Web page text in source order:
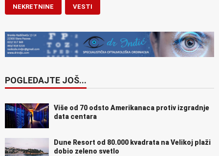
NEKRETNINE VESTI
POGLEDAJTE JOŠ...
Više od 70 odsto Amerikanaca protiv izgradnje
data centara
Dune Resort od 80.000 kvadrata na Velikoj plaži
dobio zeleno svetlo